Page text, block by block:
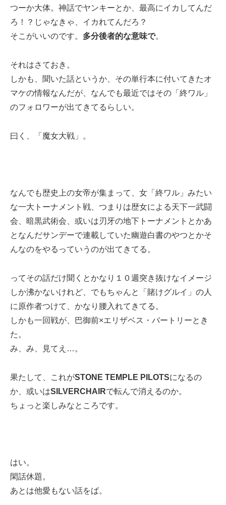
つーか大体。神話でヤンキーとか、最高にイカしてんだ
ろ！？じゃなきゃ、イカれてんだろ？
そこがいいのです。 多分後者的な意味で。
それはさておき。
しかも、聞いた話というか、その単行本に付いてきたオ
マケの情報なんだが、なんでも最近ではその「終ワル」
のフォロワーが出てきてるらしい。
曰く、「魔女大戦」。
なんでも歴史上の女帝が集まって、女「終ワル」みたい
な一大トーナメント戦、つまりは歴女による天下一武闘
会、暗黒武術会、或いは刃牙の地下トーナメントとかあ
となんだサンデーで連載していた幽遊白書のやつとかそ
んなのをやるっていうのが出てきてる。
ってその話だけ聞くとかなり１０週突き抜けなイメージ
しか沸かないけれど、でもちゃんと「賭けグルイ」の人
に原作者つけて、かなり腰入れてきてる。
しかも一回戦が、巴御前×エリザベス・バートリーとき
た。
み、み、見てえ…。
果たして、これがSTONE TEMPLE PILOTSになるの
か、或いはSILVERCHAIRで転んで消えるのか。
ちょっと楽しみなところです。
はい。
閑話休題。
あとは他愛もない話をば。